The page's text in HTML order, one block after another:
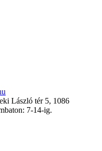
László tér 5, 1086
7-14-ig.